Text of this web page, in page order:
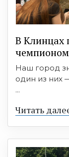
В Клинцах
Наш город
один из них
...
Читать